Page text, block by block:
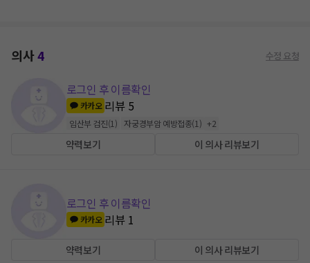
의사4 수정 요청
로그인 후 이름확인
카카오 리뷰 5
임산부 검진(1 ) 자궁경부암 예방접종(1 ) +2
약력보기 이 의사 리뷰보기
로그인 후 이름확인
카카오 리뷰 1
약력보기 이 의사 리뷰보기